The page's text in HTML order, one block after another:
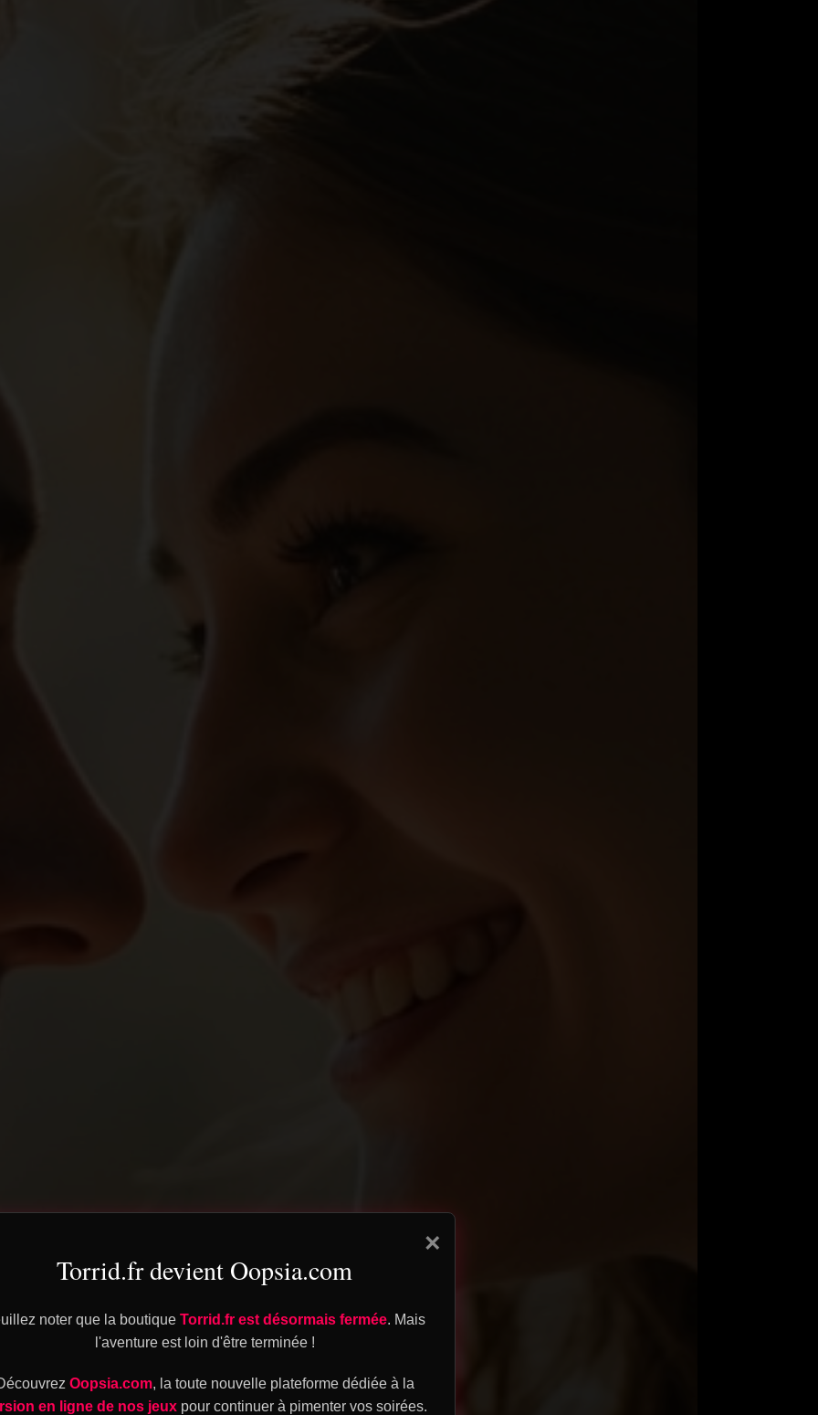
×
Torrid.fr devient Oopsia.com
noter que la boutique Torrid.fr est désormais fermée. Mais
l'aventure est loin d'être terminée !
Oopsia.com, la toute nouvelle plateforme dédiée à la
en ligne de nos jeuxpour continuer à pimenter vos soirées.